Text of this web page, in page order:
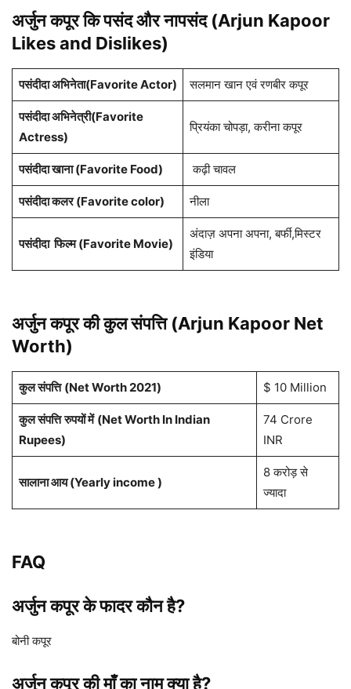
अर्जुन कपूर कि पसंद और नापसंद (Arjun Kapoor
Likes and Dislikes)
पसंदीदा अभिनेता(Favorite Actor) सलमान खान एवं रणबीर कपूर
पसंदीदा अभिनेत्री(Favorite
Actress)
प्रियंका चोपड़ा, करीना कपूर
पसंदीदा खाना (Favorite Food) कढ़ी चावल
पसंदीदा कलर (Favorite color) नीला
पसंदीदा फिल्म (Favorite Movie)
अंदाज़ अपना अपना, बर्फी,मिस्टर
इंडिया
अर्जुन कपूर की कुल संपत्ति (Arjun Kapoor Net
Worth)
कुल संपत्ति (Net Worth 2021) $ 10 Million
कुल संपत्ति रुपयों में (Net Worth In Indian
Rupees)
74 Crore
INR
सालाना आय (Yearly income )
8 करोड़ से
ज्यादा
FAQ
अर्जुन कपूर के फादर कौन है?
बोनी कपूर
अर्जुन कपूर की माँ का नाम क्या है?